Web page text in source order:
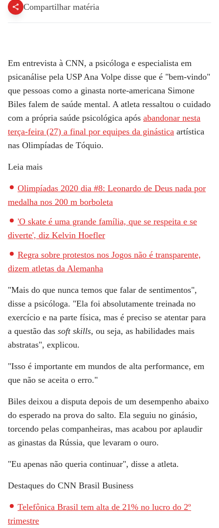
Compartilhar matéria
Em entrevista à CNN, a psicóloga e especialista em
psicanálise pela USP Ana Volpe disse que é "bem-vindo"
que pessoas como a ginasta norte-americana Simone
Biles falem de saúde mental. A atleta ressaltou o cuidado
com a própria saúde psicológica após abandonar nesta
terça-feira (27) a final por equipes da ginástica artística
nas Olimpíadas de Tóquio.
Leia mais
Olimpíadas 2020 dia #8: Leonardo de Deus nada por
medalha nos 200 m borboleta
'O skate é uma grande família, que se respeita e se
diverte', diz Kelvin Hoefler
Regra sobre protestos nos Jogos não é transparente,
dizem atletas da Alemanha
"Mais do que nunca temos que falar de sentimentos",
disse a psicóloga. "Ela foi absolutamente treinada no
exercício e na parte física, mas é preciso se atentar para
a questão das soft skills, ou seja, as habilidades mais
abstratas", explicou.
"Isso é importante em mundos de alta performance, em
que não se aceita o erro."
Biles deixou a disputa depois de um desempenho abaixo
do esperado na prova do salto. Ela seguiu no ginásio,
torcendo pelas companheiras, mas acabou por aplaudir
as ginastas da Rússia, que levaram o ouro.
"Eu apenas não queria continuar", disse a atleta.
Destaques do CNN Brasil Business
Telefônica Brasil tem alta de 21% no lucro do 2º
trimestre